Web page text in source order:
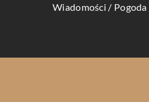
Wiadomości /